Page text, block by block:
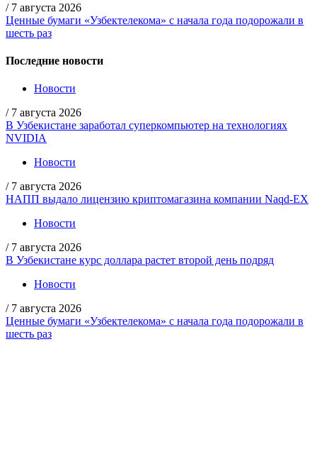
/ 7 августа 2026
Ценные бумаги «Узбектелекома» с начала года подорожали в
шесть раз
Последние новости
Новости
/ 7 августа 2026
В Узбекистане заработал суперкомпьютер на технологиях
NVIDIA
Новости
/ 7 августа 2026
НАПП выдало лицензию криптомагазина компании Naqd-EX
Новости
/ 7 августа 2026
В Узбекистане курс доллара растет второй день подряд
Новости
/ 7 августа 2026
Ценные бумаги «Узбектелекома» с начала года подорожали в
шесть раз